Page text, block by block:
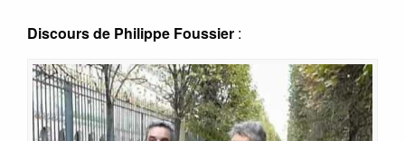
Discours de Philippe Foussier :